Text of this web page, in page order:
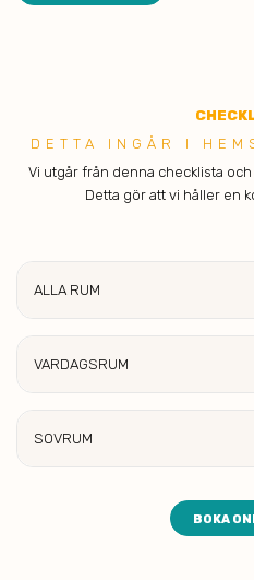
C
DETTA INGÅR I H
Vi utgår från denna checklista
Detta gör att vi håller en
ALLA RUM
VARDAGSRUM
SOVRUM
BOKA